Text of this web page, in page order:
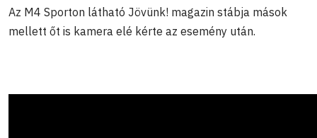
Az M4 Sporton látható Jövünk! magazin stábja mások
mellett őt is kamera elé kérte az esemény után.